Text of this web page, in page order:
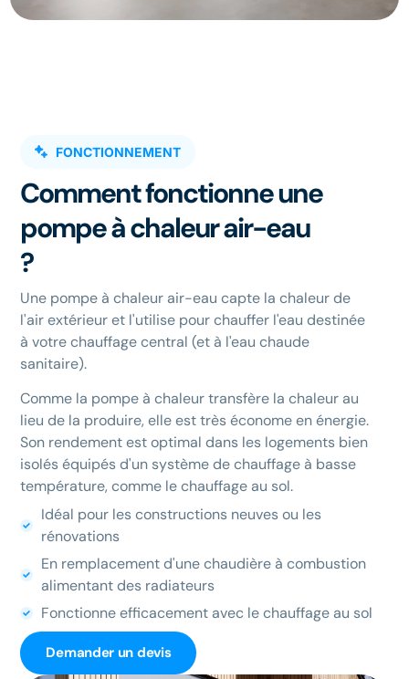
FONCTIONNEMENT
Comment fonctionne une
pompe à chaleur air-eau
?
Une pompe à chaleur air-eau capte la chaleur de
l'air extérieur et l'utilise pour chauffer l'eau destinée
à votre chauffage central (et à l'eau chaude
sanitaire).
Comme la pompe à chaleur transfère la chaleur au
lieu de la produire, elle est très économe en énergie.
Son rendement est optimal dans les logements bien
isolés équipés d'un système de chauffage à basse
température, comme le chauffage au sol.
Idéal pour les constructions neuves ou les
rénovations
En remplacement d'une chaudière à combustion
alimentant des radiateurs
Fonctionne efficacement avec le chauffage au sol
Demander un devis